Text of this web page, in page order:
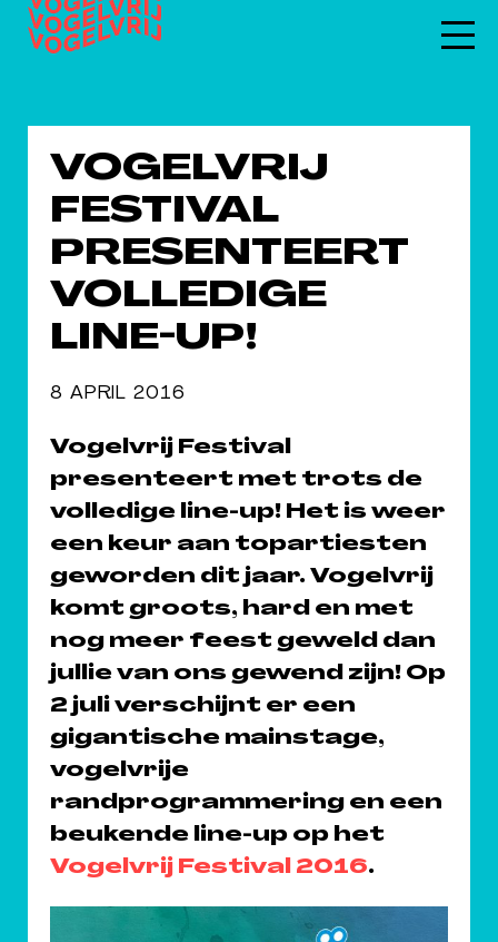
VOGELVRIJ
FESTIVAL
PRESENTEERT
VOLLEDIGE
LINE-UP!
8 APRIL 2016
Vogelvrij Festival
presenteert met trots de
volledige line-up! Het is weer
een keur aan topartiesten
geworden dit jaar. Vogelvrij
komt groots, hard en met
nog meer feest geweld dan
jullie van ons gewend zijn! Op
2 juli verschijnt er een
gigantische mainstage,
vogelvrije
randprogrammering en een
beukende line-up op het
Vogelvrij Festival 2016.